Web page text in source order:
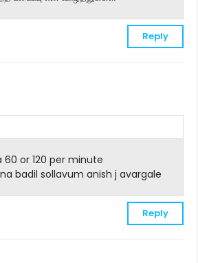
Reply
or 120 per minute
badil sollavum anish j avargale
Reply